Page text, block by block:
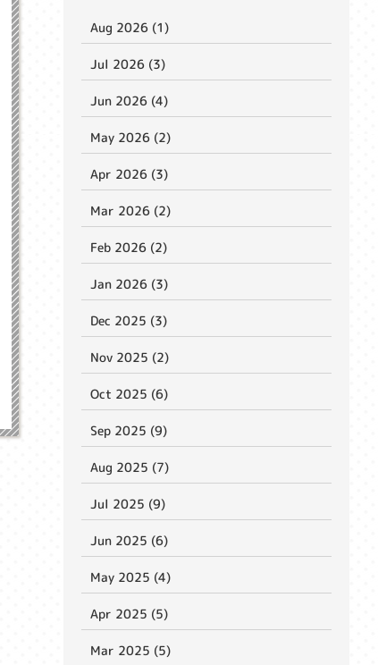
Aug 2026 (1)
Jul 2026 (3)
Jun 2026 (4)
May 2026 (2)
Apr 2026 (3)
Mar 2026 (2)
Feb 2026 (2)
Jan 2026 (3)
Dec 2025 (3)
Nov 2025 (2)
Oct 2025 (6)
Sep 2025 (9)
Aug 2025 (7)
Jul 2025 (9)
Jun 2025 (6)
May 2025 (4)
Apr 2025 (5)
Mar 2025 (5)